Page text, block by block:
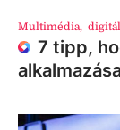
Multimédia,
7 tipp,